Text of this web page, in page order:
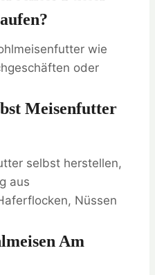
wie
oder
Meisenfutter
selbst herstellen,
aus
Nüssen
Am